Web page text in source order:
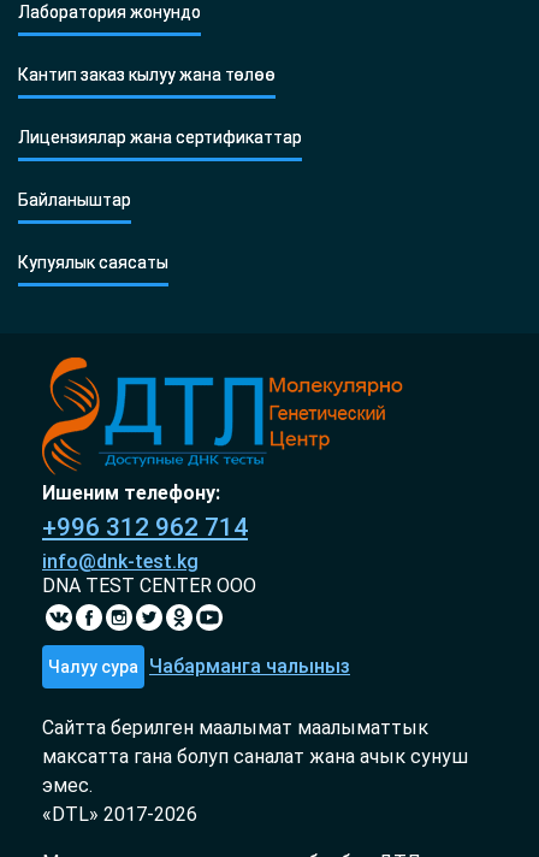
Лаборатория жонундо
Кантип заказ кылуу жана төлөө
Лицензиялар жана сертификаттар
Байланыштар
Купуялык саясаты
Ишеним телефону:
+996 312 962 714
info@dnk-test.kg
DNA TEST CENTER ООО
Чалуу сура Чабарманга чалыныз
Сайтта берилген маалымат маалыматтык
максатта гана болуп саналат жана ачык сунуш
эмес.
«DTL» 2017-2026